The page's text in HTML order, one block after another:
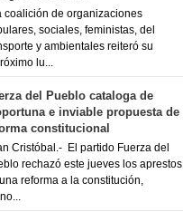
coalición de organizaciones
sociales, feministas, del
y ambientales reiteró su
lu...
del Pueblo cataloga de
e inviable propuesta de
constitucional
Cristóbal.- El partido Fuerza del
rechazó este jueves los aprestos
reforma a la constitución,